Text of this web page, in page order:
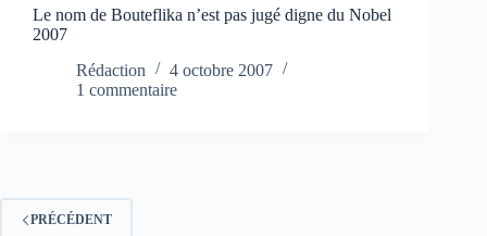
Le nom de Bouteflika n’est pas jugé digne du Nobel
2007
Rédaction
4 octobre 2007
1 commentaire
PRÉCÉDENT